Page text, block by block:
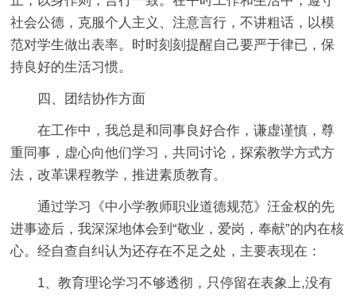
社会公德，克服个人主义、注意言行，不讲粗话，以模
范对学生做出表率。时时刻刻提醒自己要严于律已，保
持良好的生活习惯。
四、团结协作方面
在工作中，我总是和同事良好合作，谦虚谨慎，尊
重同事，虚心向他们学习，共同讨论，探索教学方式方
法，改革课程教学，推进素质教育。
通过学习《中小学教师职业道德规范》汪金权的先
进事迹后，我深深地体会到“敬业，爱岗，奉献”的内在核
心。经自查自纠认为还存在不足之处，主要表现在：
1、教育理论学习不够透彻，只停留在表象上,没有